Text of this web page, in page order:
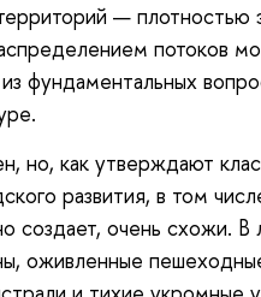
— плотностью
потоков
фундаментальных
но, как утверждают
развития, в том
создает, очень схожи.
оживленные